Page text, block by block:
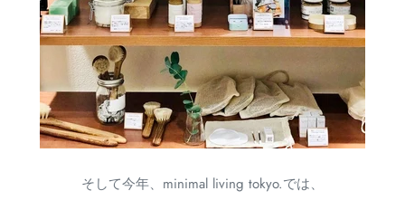
そして今年、minimal living tokyo.では、